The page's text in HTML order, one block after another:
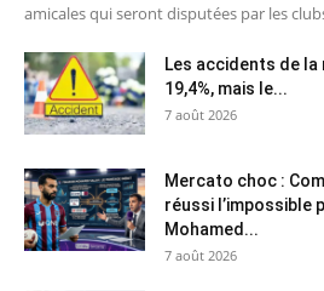
amicales qui seront disputées par les
Les accidents de
19,4%, mais le...
7 août 2026
Mercato choc :
réussi l’impossible
Mohamed...
7 août 2026